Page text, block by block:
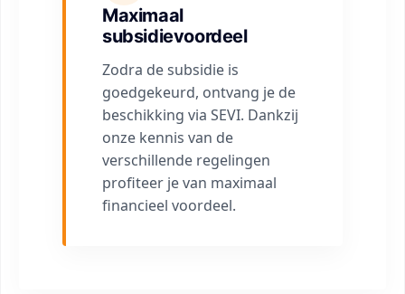
Maximaal
subsidievoordeel
Zodra de subsidie is
goedgekeurd, ontvang je de
beschikking via SEVI. Dankzij
onze kennis van de
verschillende regelingen
profiteer je van maximaal
financieel voordeel.